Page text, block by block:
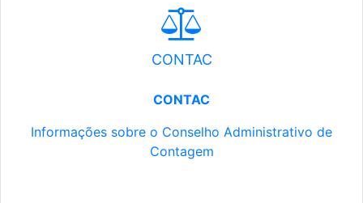
CONTAC
CONTAC
Informações sobre o Conselho Administrativo de
Contagem